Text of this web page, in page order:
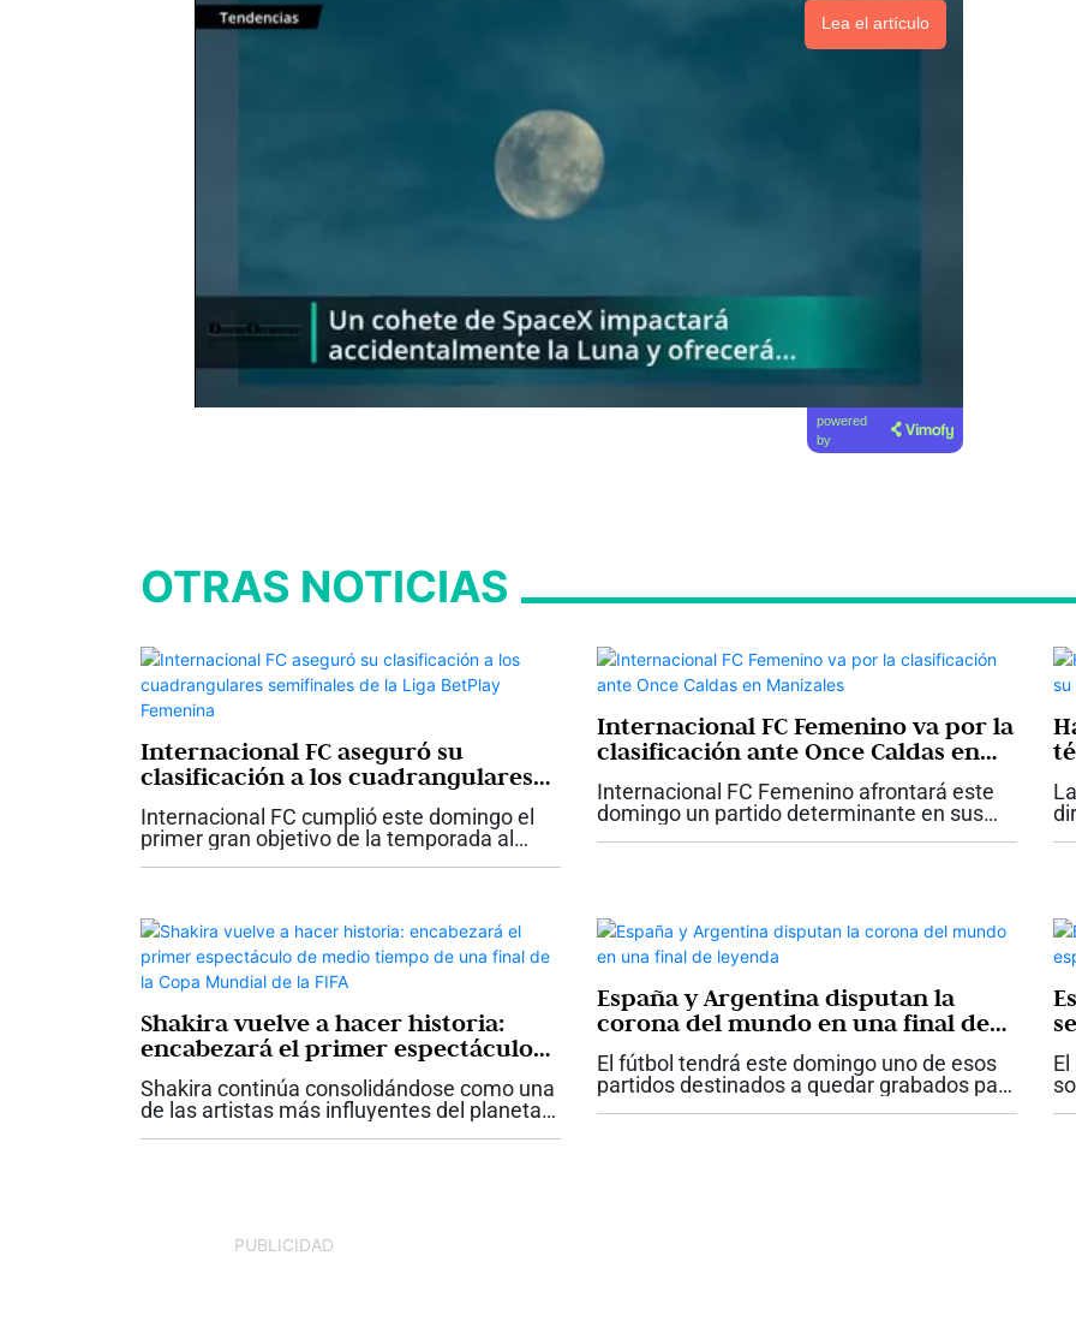
Lea el artículo
powered
by
OTRAS NOTICIAS
Internacional FC aseguró su
clasificación a los cuadrangulares
semifinales de la Liga BetPlay
Femenina
Internacional FC cumplió este domingo el
primer gran objetivo de la temporada al
palmirano empató...
Internacional FC Femenino va por la
clasificación ante Once Caldas en
Manizales
Internacional FC Femenino afrontará este
domingo un partido determinante en sus
Shakira vuelve a hacer historia:
encabezará el primer espectáculo
de medio tiempo de una final de la
Copa Mundial de la FIFA
Shakira continúa consolidándose como una
de las artistas más influyentes del planeta.
España y Argentina disputan la
corona del mundo en una final de
leyenda
El fútbol tendrá este domingo uno de esos
partidos destinados a quedar grabados para
PUBLICIDAD